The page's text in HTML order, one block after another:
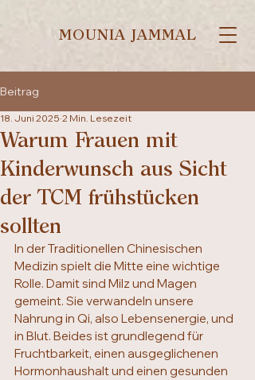
MOUNIA JAMMAL
Beitrag
Warum Frauen mit
Kinderwunsch aus Sicht
der TCM frühstücken
sollten
18. Juni 2025 2 Min. Lesezeit
In der Traditionellen Chinesischen
Medizin spielt die Mitte eine wichtige
Rolle. Damit sind Milz und Magen
gemeint. Sie verwandeln unsere
Nahrung in Qi, also Lebensenergie, und
in Blut. Beides ist grundlegend für
Fruchtbarkeit, einen ausgeglichenen
Hormonhaushalt und einen gesunden